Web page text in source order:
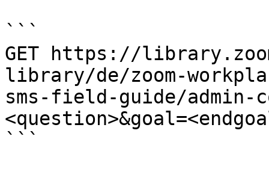
```
GET https://
library/de/zoom-
sms-field-guide/admin-
```